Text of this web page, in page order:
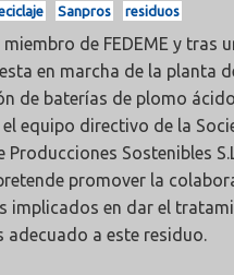
Sanpros residuos
de FEDEME y tras
en marcha de la planta
de baterías de plomo
equipo directivo de la
Producciones Sostenibles
promover la
implicados en dar el
adecuado a este residuo.